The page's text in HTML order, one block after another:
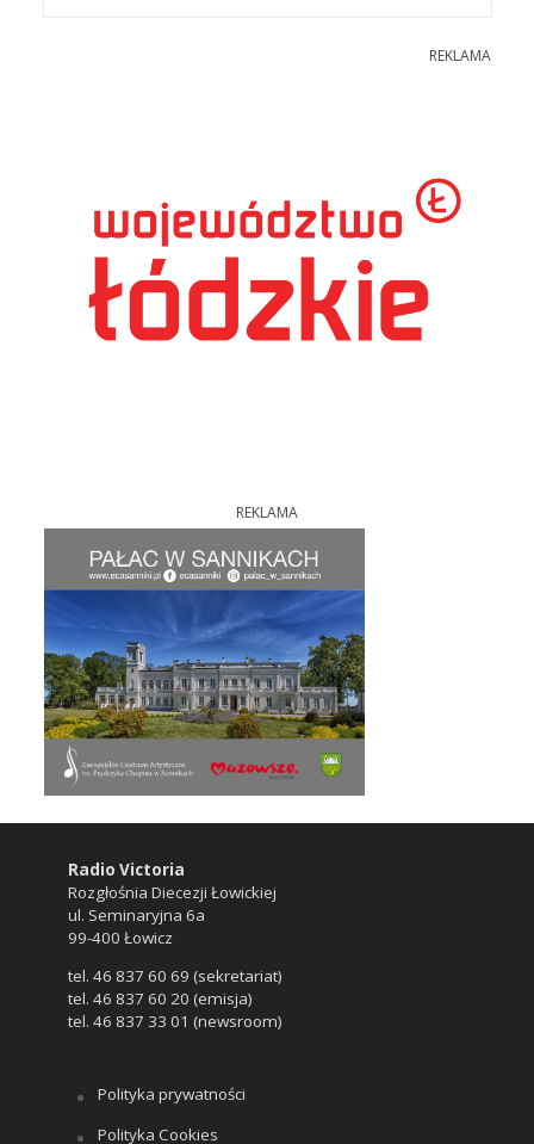
REKLAMA
REKLAMA
Radio Victoria
Rozgłośnia Diecezji Łowickiej
ul. Seminaryjna 6a
99-400 Łowicz
tel. 46 837 60 69 (sekretariat)
tel. 46 837 60 20 (emisja)
tel. 46 837 33 01 (newsroom)
Polityka prywatności
Polityka Cookies